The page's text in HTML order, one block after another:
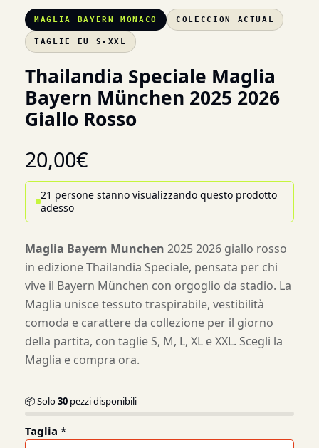
MAGLIA BAYERN MONACO COLECCION ACTUAL
TAGLIE EU S-XXL
Thailandia Speciale Maglia
Bayern München 2025 2026
Giallo Rosso
20,00€
21 persone stanno visualizzando questo prodotto
adesso
Maglia Bayern Munchen 2025 2026 giallo rosso
in edizione Thailandia Speciale, pensata per chi
vive il Bayern München con orgoglio da stadio. La
Maglia unisce tessuto traspirabile, vestibilità
comoda e carattere da collezione per il giorno
della partita, con taglie S, M, L, XL e XXL. Scegli la
Maglia e compra ora.
📦 Solo30 pezzi disponibili
Taglia *